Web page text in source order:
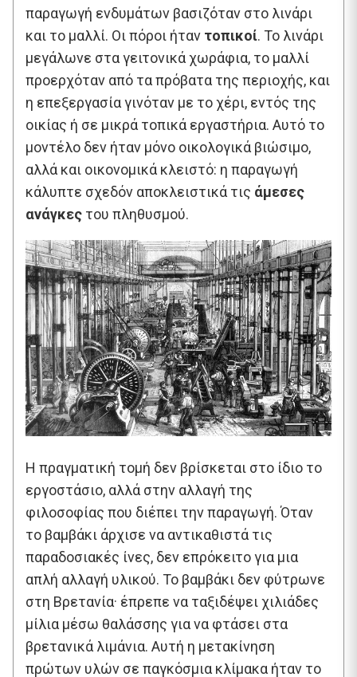
παραγωγή ενδυμάτων βασιζόταν στο λινάρι
και το μαλλί. Οι πόροι ήταν τοπικοί. Το λινάρι
μεγάλωνε στα γειτονικά χωράφια, το μαλλί
προερχόταν από τα πρόβατα της περιοχής, και
η επεξεργασία γινόταν με το χέρι, εντός της
οικίας ή σε μικρά τοπικά εργαστήρια. Αυτό το
μοντέλο δεν ήταν μόνο οικολογικά βιώσιμο,
αλλά και οικονομικά κλειστό: η παραγωγή
κάλυπτε σχεδόν αποκλειστικά τις άμεσες
ανάγκες του πληθυσμού.
Η πραγματική τομή δεν βρίσκεται στο ίδιο το
εργοστάσιο, αλλά στην αλλαγή της
φιλοσοφίας που διέπει την παραγωγή. Όταν
το βαμβάκι άρχισε να αντικαθιστά τις
παραδοσιακές ίνες, δεν επρόκειτο για μια
απλή αλλαγή υλικού. Το βαμβάκι δεν φύτρωνε
στη Βρετανία· έπρεπε να ταξιδέψει χιλιάδες
μίλια μέσω θαλάσσης για να φτάσει στα
βρετανικά λιμάνια. Αυτή η μετακίνηση
πρώτων υλών σε παγκόσμια κλίμακα ήταν το